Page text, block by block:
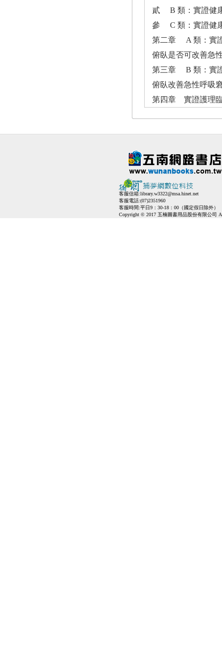
貳 B 類：實證健
參 C 類：實證健
第二章 A 類：實
俯臥是否可改善急
第三章 B 類：實
俯臥改善急性呼吸
第四章 實證護理
客服信箱:library.w3322@msa.hinet.net
客服電話:(07)2351960
客服時間:平日9：30-18：00（國定假日除外）
Copyright © 2017 五楠圖書用品股份有限公司